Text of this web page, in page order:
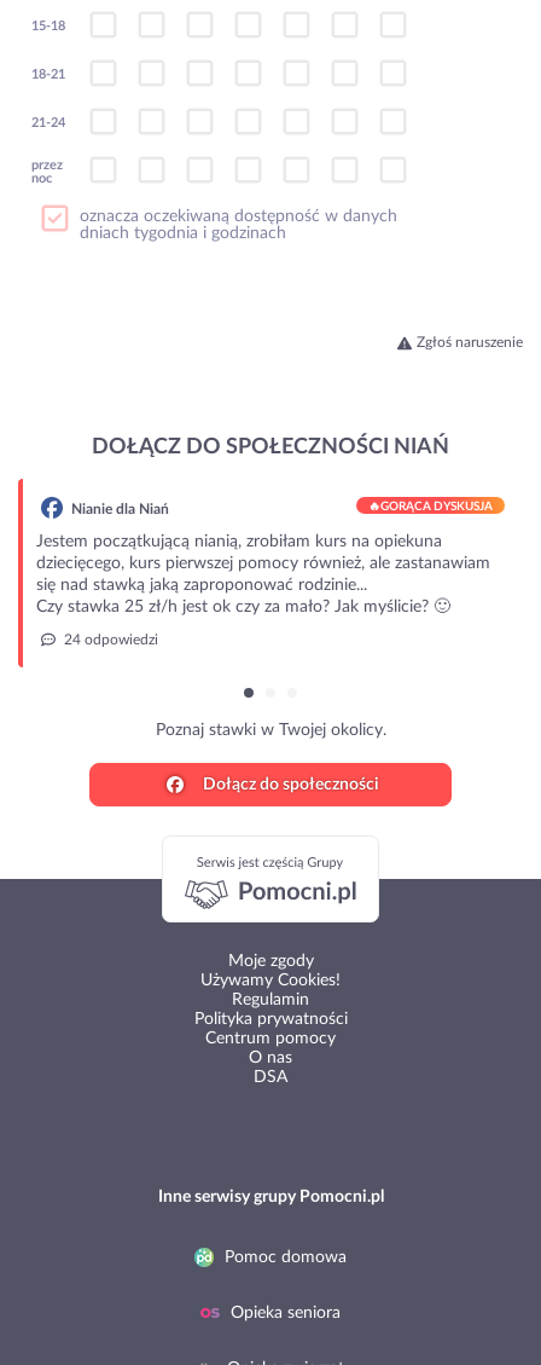
15-18
18-21
21-24
przez
noc
oznacza oczekiwaną dostępność w danych
dniach tygodnia i godzinach
Zgłoś naruszenie
DOŁĄCZ DO SPOŁECZNOŚCI NIAŃ
Nianie dla Niań 🔥GORĄCA DYSKUSJA
Jestem początkującą nianią, zrobiłam kurs na opiekuna
dziecięcego, kurs pierwszej pomocy również, ale zastanawiam
się nad stawką jaką zaproponować rodzinie...
Czy stawka 25 zł/h jest ok czy za mało? Jak myślicie? 🙂
24 odpowiedzi
Poznaj stawki w Twojej okolicy.
Dołącz do społeczności
Moje zgody
Używamy Cookies!
Regulamin
Polityka prywatności
Centrum pomocy
O nas
DSA
Inne serwisy grupy Pomocni.pl
Pomoc domowa
Opieka seniora